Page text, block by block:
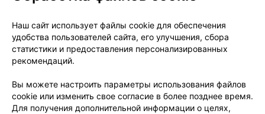
О проекте
Новости проекта
Размещение рекламы
Медицинский маркетинг
Публичный договор
Доставка
Способы оплаты
Вакансии
Партнеры
Написать руководителю 103.by
Наш сайт использует файлы cookie для обеспечения
удобства пользователей сайта, его улучшения, сбора
статистики и предоставления персонализированных
рекомендаций.
Вы можете настроить параметры использования файлов
cookie или изменить свое согласие в более позднее время.
Для получения дополнительной информации о целях,